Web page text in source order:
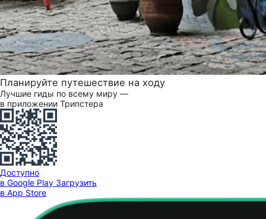
Планируйте путешествие на ходу
Лучшие гиды по всему миру —
в приложении Трипстера
Доступно
в Google Play Загрузить
в App Store